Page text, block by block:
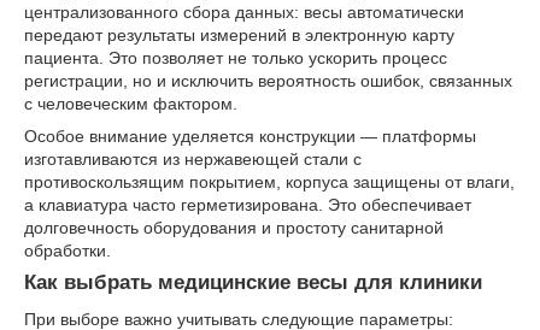
централизованного сбора данных: весы автоматически
передают результаты измерений в электронную карту
пациента. Это позволяет не только ускорить процесс
регистрации, но и исключить вероятность ошибок, связанных
с человеческим фактором.
Особое внимание уделяется конструкции — платформы
изготавливаются из нержавеющей стали с
противоскользящим покрытием, корпуса защищены от влаги,
а клавиатура часто герметизирована. Это обеспечивает
долговечность оборудования и простоту санитарной
обработки.
Как выбрать медицинские весы для клиники
При выборе важно учитывать следующие параметры: